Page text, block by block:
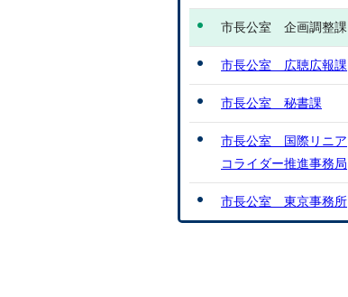
市長公室 企画調整課
市長公室 広聴広報課
市長公室 秘書課
市長公室 国際リニア
コライダー推進事務局
市長公室 東京事務所